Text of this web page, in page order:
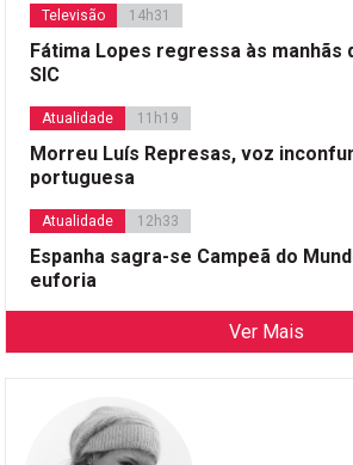
Televisão 14h31
Fátima Lopes regressa às manhãs
SIC
Atualidade 11h19
Morreu Luís Represas, voz
portuguesa
Atualidade 12h33
Espanha sagra-se Campeã do
euforia
Ver Mais